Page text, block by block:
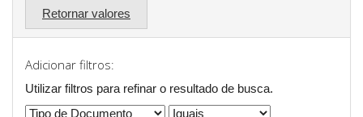
Retornar valores
Adicionar filtros:
Utilizar filtros para refinar o resultado de busca.